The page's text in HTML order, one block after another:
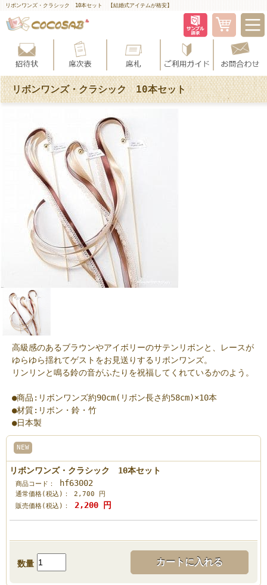
リボンワンズ・クラシック 10本セット 【結婚式アイテムが格安】
リボンワンズ・クラシック 10本セット
高級感のあるブラウンやアイボリーのサテンリボンと、レースが
ゆらゆら揺れてゲストをお見送りするリボンワンズ。
リンリンと鳴る鈴の音がふたりを祝福してくれているかのよう。
●商品:リボンワンズ約90cm(リボン長さ約58cm)×10本
●材質:リボン・鈴・竹
●日本製
NEW
リボンワンズ・クラシック 10本セット
商品コード： hf63002
通常価格(税込)： 2,700
円
販売価格(税込)：
2,200 円
数量 カートに入れる